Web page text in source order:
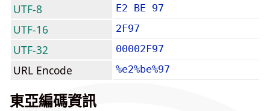
UTF-8 E2 BE 97
UTF-16 2F97
UTF-32 00002F97
URL Encode %e2%be%97
東亞編碼資訊